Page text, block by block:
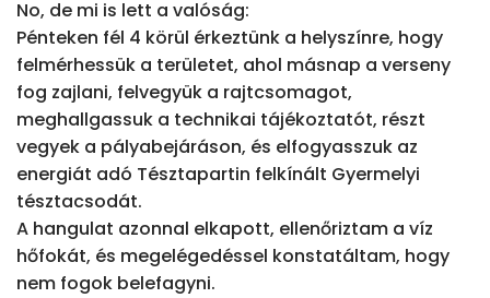
No, de mi is lett a valóság:
Pénteken fél 4 körül érkeztünk a helyszínre, hogy
felmérhessük a területet, ahol másnap a verseny
fog zajlani, felvegyük a rajtcsomagot,
meghallgassuk a technikai tájékoztatót, részt
vegyek a pályabejáráson, és elfogyasszuk az
energiát adó Tésztapartin felkínált Gyermelyi
tésztacsodát.
A hangulat azonnal elkapott, ellenőriztam a víz
hőfokát, és megelégedéssel konstatáltam, hogy
nem fogok belefagyni.